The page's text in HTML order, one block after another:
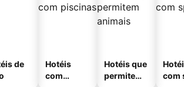
de
Hotéis
com
Hotéis que
permitem
com